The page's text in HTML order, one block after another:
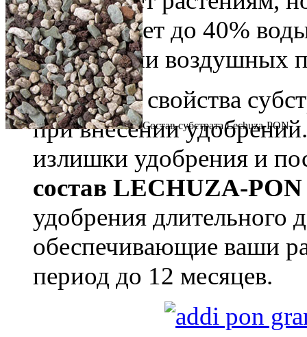
Состав субстрата Lechuza-PON
накапливает до 40%
заполнении воздушных
Буферные свойства
при внесении
излишки удобрения и
состав LECHUZA-PON
удобрения длительного
обеспечивающие ваши
период до 12 месяцев.